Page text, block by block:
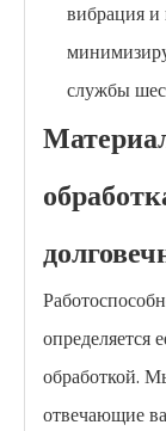
вибрация и
службы
определяется
обработкой.
отвечающие